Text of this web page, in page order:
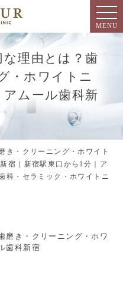
MENU
理由とは？歯
・ホワイトニ
ムール歯科新
き・クリーニング・ホワイト
宿｜新宿駅東口から1分｜ア
科・セラミック・ホワイトニ
磨き・クリーニング・ホワ
歯科新宿